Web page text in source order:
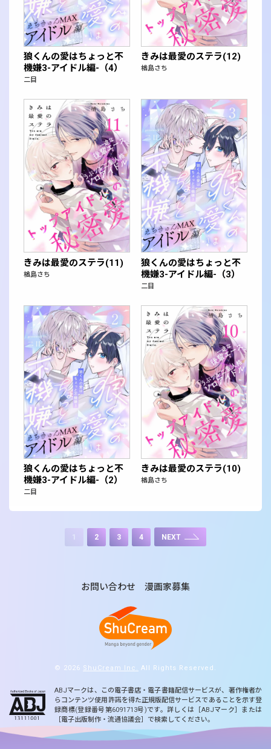
狼くんの愛はちょっと不
機嫌3-アイドル編-（4）
二目
きみは最愛のステラ(12)
楢島さち
きみは最愛のステラ(11)
楢島さち
狼くんの愛はちょっと不
機嫌3-アイドル編-（3）
二目
狼くんの愛はちょっと不
機嫌3-アイドル編-（2）
二目
きみは最愛のステラ(10)
楢島さち
1 2 3 4 NEXT
お問い合わせ 漫画家募集
© 2026 ShuCream Inc. All Rights Reserved.
ABJマークは、この電子書店・電子書籍配信サービスが、著作権者か
らコンテンツ使用許諾を得た正規版配信サービスであることを示す登
録商標(登録番号第6091713号)です。詳しくは［ABJマーク］または
［電子出版制作・流通協議会］で検索してください。